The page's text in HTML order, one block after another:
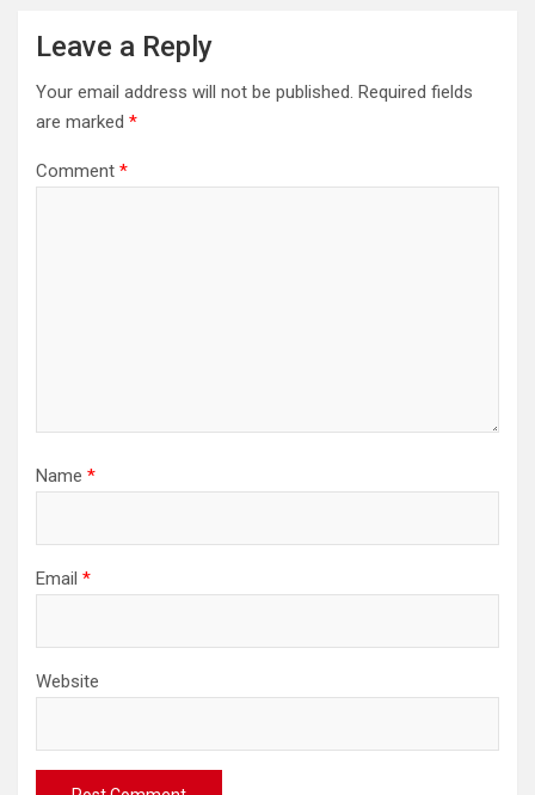
Leave a Reply
Your email address will not be published. Required fields
are marked *
Comment *
Name *
Email *
Website